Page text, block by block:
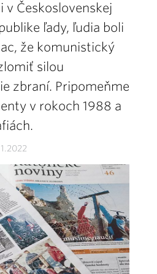
v Československej
ľady, ľudia boli
že komunistický
silou
zbraní. Pripomeňme
v rokoch 1988 a